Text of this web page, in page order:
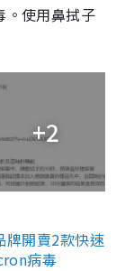
使用鼻拭子
+2
牌開賣2款快速
病毒